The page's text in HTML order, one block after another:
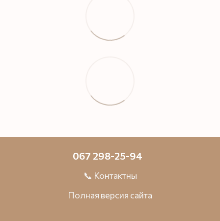
067 298-25-94
📞 Контактны
Полная версия сайта